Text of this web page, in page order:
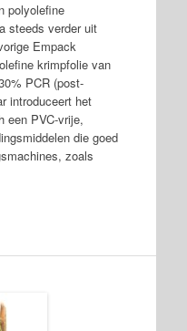
polyolefine
steeds verder uit
Empack
krimpfolie van
PCR (post-
introduceert het
een PVC-vrije,
die goed
zoals